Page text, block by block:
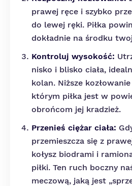
prawej ręce i szybko
do lewej ręki. Piłka
dokładnie na środku
Kontroluj wysokość:
nisko i blisko ciała,
kolan. Niższe
którym piłka jest w
obrońcom jej kradzież.
Przenieś ciężar ciała:
przemieszcza się z
kołysz biodrami i
piłki. Ten ruch boczny
meczową, jaką jest